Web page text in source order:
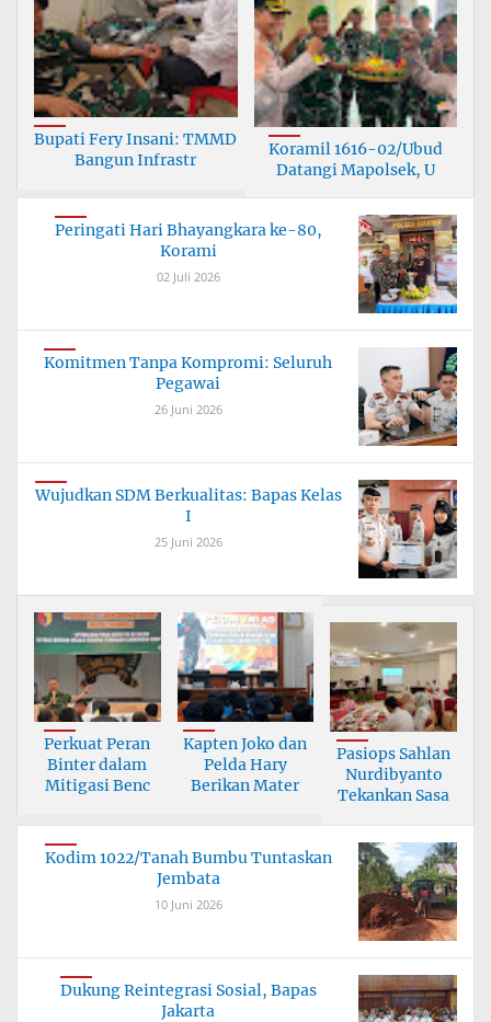
Bupati Fery Insani: TMMD
Bangun Infrastr
Koramil 1616-02/Ubud
Datangi Mapolsek, U
Peringati Hari Bhayangkara ke-80,
Korami
02 Juli 2026
Komitmen Tanpa Kompromi: Seluruh
Pegawai
26 Juni 2026
Wujudkan SDM Berkualitas: Bapas Kelas
I
25 Juni 2026
Perkuat Peran
Binter dalam
Mitigasi Benc
Kapten Joko dan
Pelda Hary
Berikan Mater
Pasiops Sahlan
Nurdibyanto
Tekankan Sasa
Kodim 1022/Tanah Bumbu Tuntaskan
Jembata
10 Juni 2026
Dukung Reintegrasi Sosial, Bapas
Jakarta